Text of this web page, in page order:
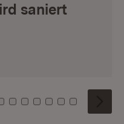
saniert
4 5 6
Kachel: 7
Zu Kachel: 8
Zu Kachel: 9
Zu Kachel: 10
Zu Kachel: 11
Zu Kachel: 12
Zu Kachel:
Zu